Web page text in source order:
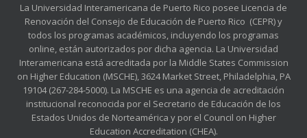
La Universidad Interamericana de Puerto Rico posee Licencia de
Renovación del Consejo de Educación de Puerto Rico (CEPR) y
todos los programas académicos, incluyendo los programas
online, están autorizados por dicha agencia. La Universidad
Interamericana está acreditada por la Middle States Commission
on Higher Education (MSCHE), 3624 Market Street, Philadelphia, PA
19104 (267-284-5000). La MSCHE es una agencia de acreditación
institucional reconocida por el Secretario de Educación de los
Estados Unidos de Norteamérica y por el Council on Higher
Education Accreditation (CHEA).